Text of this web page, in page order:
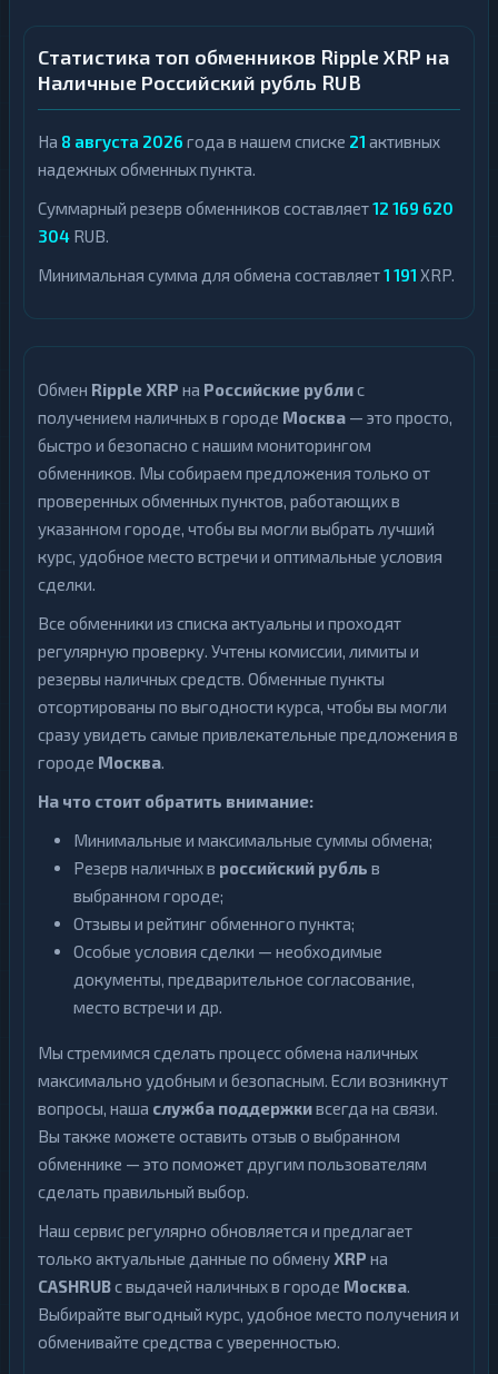
Статистика топ обменников Ripple XRP на
Наличные Российский рубль RUB
На 8 августа 2026 года в нашем списке 21 активных
надежных обменных пункта.
Суммарный резерв обменников составляет12 169 620
304 RUB.
Минимальная сумма для обмена составляет1 191 XRP.
Обмен Ripple XRP на Российские рублис
получением наличных в городе Москва — это просто,
быстро и безопасно с нашим мониторингом
обменников. Мы собираем предложения только от
проверенных обменных пунктов, работающих в
указанном городе, чтобы вы могли выбрать лучший
курс, удобное место встречи и оптимальные условия
сделки.
Все обменники из списка актуальны и проходят
регулярную проверку. Учтены комиссии, лимиты и
резервы наличных средств. Обменные пункты
отсортированы по выгодности курса, чтобы вы могли
сразу увидеть самые привлекательные предложения в
городе Москва.
На что стоит обратить внимание:
Минимальные и максимальные суммы обмена;
Резерв наличных в российский рубль в
выбранном городе;
Отзывы и рейтинг обменного пункта;
Особые условия сделки — необходимые
документы, предварительное согласование,
место встречи и др.
Мы стремимся сделать процесс обмена наличных
максимально удобным и безопасным. Если возникнут
вопросы, наша служба поддержкивсегда на связи.
Вы также можете оставить отзыв о выбранном
обменнике — это поможет другим пользователям
сделать правильный выбор.
Наш сервис регулярно обновляется и предлагает
только актуальные данные по обмену XRP на
CASHRUBс выдачей наличных в городе Москва.
Выбирайте выгодный курс, удобное место получения и
обменивайте средства с уверенностью.